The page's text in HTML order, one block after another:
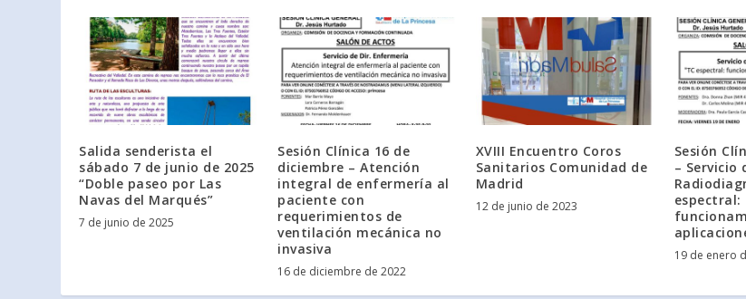
Salida senderista el
sábado 7 de junio de 2025
“Doble paseo por Las
Navas del Marqués”
7 de junio de 2025
Sesión Clínica 16 de
diciembre – Atención
integral de enfermería al
paciente con
requerimientos de
ventilación mecánica no
invasiva
16 de diciembre de 2022
XVIII Encuentro Coros
Sanitarios Comunidad de
Madrid
12 de junio de 2023
Sesión
– Servicio
espectral:
19 de enero